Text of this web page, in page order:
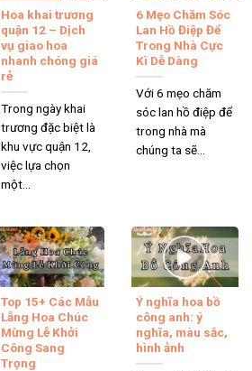
Hoa khai trương
quận 12 – Dịch
vụ giao hoa
nhanh chóng giá
rẻ
Trong ngày khai
trương đặc biệt là
khu vực quận 12,
việc lựa chọn
một...
6 Mẹo Chăm Sóc
Lan Hồ Điệp Để
Trong Nhà Cực
Kì Dễ Dàng
Với 6 mẹo chăm
sóc lan hồ điệp để
trong nhà mà
chúng ta sẽ...
Top 15+ Các Mẫu
Lẵng Hoa Chúc
Mừng Lễ Khởi
Công Sang
Trọng
Ý nghĩa hoa bồ
công anh: ý
nghĩa, màu sắc,
hình ảnh